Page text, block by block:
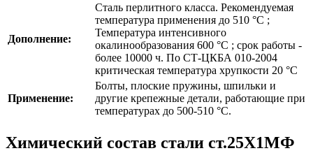
Дополнение:
Сталь перлитного класса. Рекомендуемая
температура применения до 510 °С ;
Температура интенсивного
окалинообразования 600 °С ; срок работы -
более 10000 ч. По СТ-ЦКБА 010-2004
критическая температура хрупкости 20 °С
Применение:
Болты, плоские пружины, шпильки и
другие крепежные детали, работающие при
температурах до 500-510 °С.
Химический состав стали ст.25Х1МФ